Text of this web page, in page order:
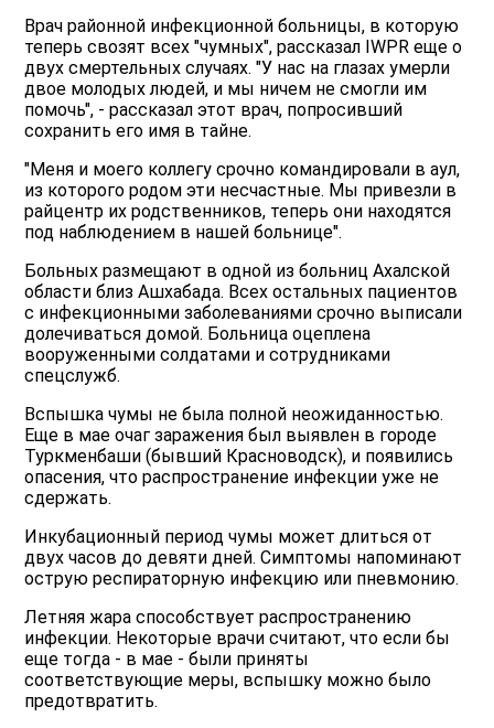
Врач районной инфекционной больницы, в которую
теперь свозят всех "чумных", рассказал IWPR еще о
двух смертельных случаях. "У нас на глазах умерли
двое молодых людей, и мы ничем не смогли им
помочь", - рассказал этот врач, попросивший
сохранить его имя в тайне.
"Меня и моего коллегу срочно командировали в аул,
из которого родом эти несчастные. Мы привезли в
райцентр их родственников, теперь они находятся
под наблюдением в нашей больнице".
Больных размещают в одной из больниц Ахалской
области близ Ашхабада. Всех остальных пациентов
с инфекционными заболеваниями срочно выписали
долечиваться домой. Больница оцеплена
вооруженными солдатами и сотрудниками
спецслужб.
Вспышка чумы не была полной неожиданностью.
Еще в мае очаг заражения был выявлен в городе
Туркменбаши (бывший Красноводск), и появились
опасения, что распространение инфекции уже не
сдержать.
Инкубационный период чумы может длиться от
двух часов до девяти дней. Симптомы напоминают
острую респираторную инфекцию или пневмонию.
Летняя жара способствует распространению
инфекции. Некоторые врачи считают, что если бы
еще тогда - в мае - были приняты
соответствующие меры, вспышку можно было
предотвратить.